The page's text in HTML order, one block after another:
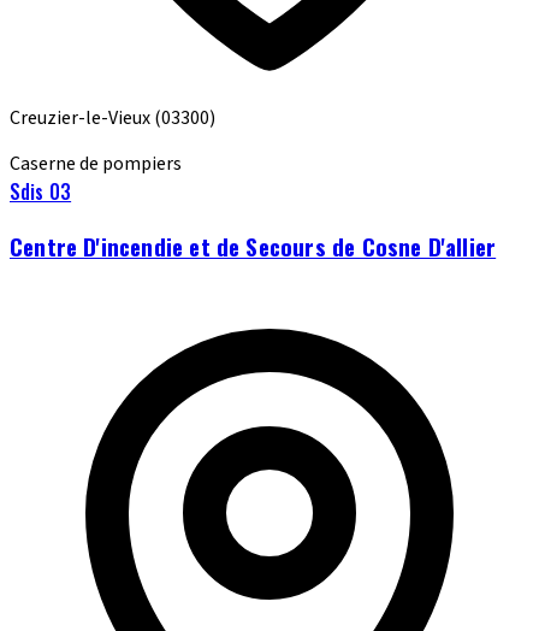
Creuzier-le-Vieux(03300)
Caserne de pompiers
Sdis 03
Centre D'incendie et de Secours de Cosne D'allier